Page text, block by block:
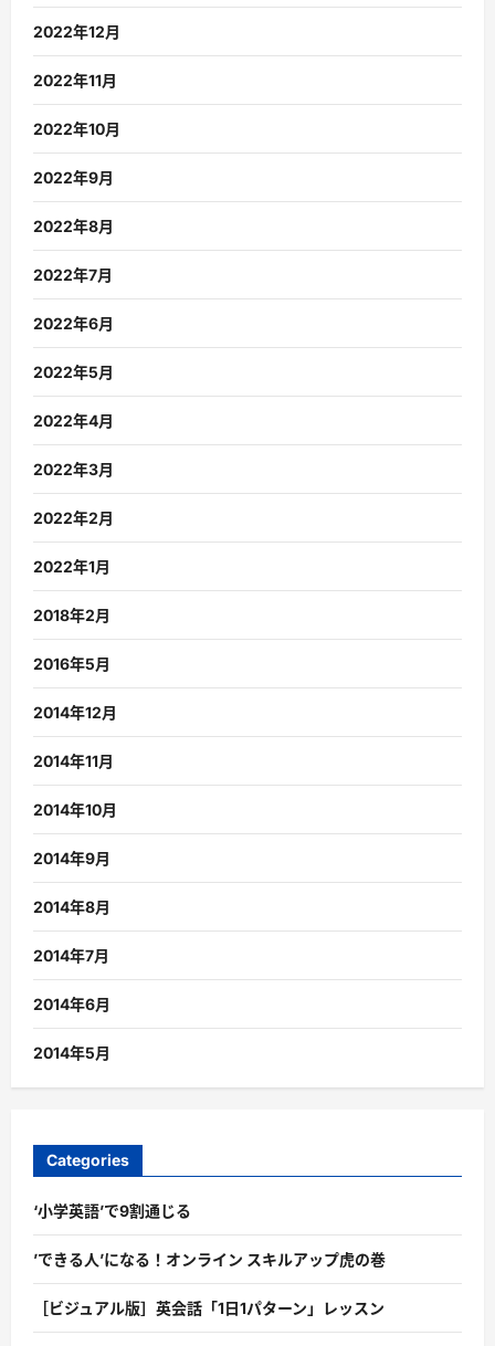
2022年12月
2022年11月
2022年10月
2022年9月
2022年8月
2022年7月
2022年6月
2022年5月
2022年4月
2022年3月
2022年2月
2022年1月
2018年2月
2016年5月
2014年12月
2014年11月
2014年10月
2014年9月
2014年8月
2014年7月
2014年6月
2014年5月
Categories
‘小学英語’で9割通じる
’できる人’になる！オンライン スキルアップ虎の巻
［ビジュアル版］英会話「1日1パターン」レッスン